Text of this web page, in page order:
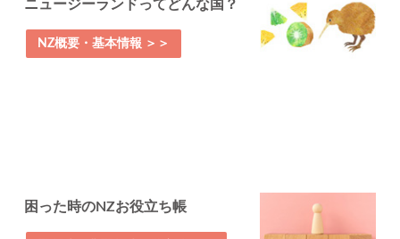
ニュージーランドってどんな国？
NZ概要・基本情報 ＞＞
困った時のNZお役立ち帳